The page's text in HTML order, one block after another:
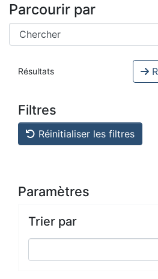
Parcourir par
Résultats
Filtres
Réinitialiser les filtres
Paramètres
Trier par